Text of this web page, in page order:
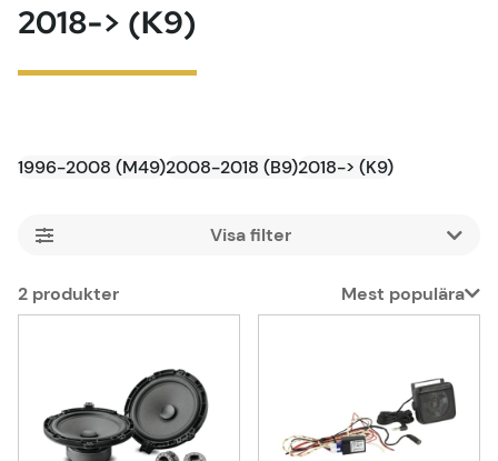
2018-> (K9)
1996-2008 (M49)2008-2018 (B9)2018-> (K9)
Filtrera
2 produkter
Mest populära